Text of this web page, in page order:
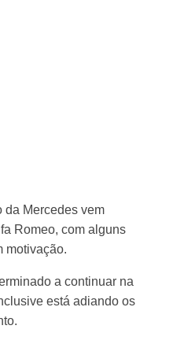
da Mercedes vem
Romeo, com alguns
motivação.
a continuar na
está adiando os